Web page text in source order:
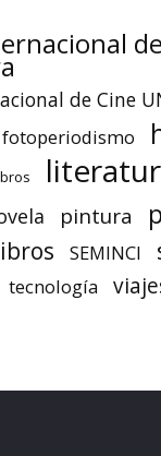
de Cine
fotoperiodismo
pintura
SEMINCI
tecnología